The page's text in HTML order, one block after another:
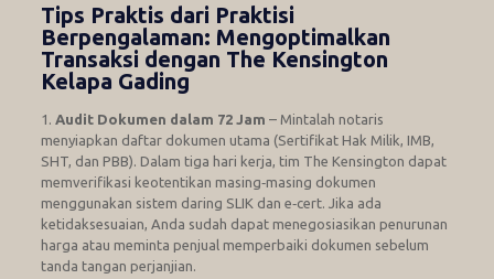
Tips Praktis dari Praktisi
Berpengalaman: Mengoptimalkan
Transaksi dengan The Kensington
Kelapa Gading
1. Audit Dokumen dalam 72 Jam – Mintalah notaris
menyiapkan daftar dokumen utama (Sertifikat Hak Milik, IMB,
SHT, dan PBB). Dalam tiga hari kerja, tim The Kensington dapat
memverifikasi keotentikan masing‑masing dokumen
menggunakan sistem daring SLIK dan e‑cert. Jika ada
ketidaksesuaian, Anda sudah dapat menegosiasikan penurunan
harga atau meminta penjual memperbaiki dokumen sebelum
tanda tangan perjanjian.